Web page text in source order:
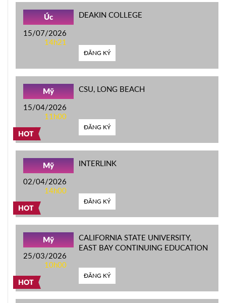
Úc
15/07/2026
14h21
DEAKIN COLLEGE
ĐĂNG KÝ
HOT
Mỹ
15/04/2026
11h00
CSU, LONG BEACH
ĐĂNG KÝ
HOT
Mỹ
02/04/2026
14h00
INTERLINK
ĐĂNG KÝ
HOT
Mỹ
25/03/2026
10h00
CALIFORNIA STATE UNIVERSITY,
EAST BAY CONTINUING EDUCATION
ĐĂNG KÝ